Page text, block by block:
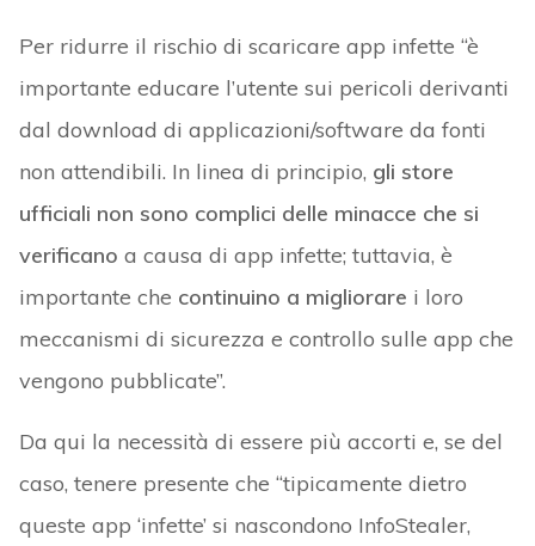
Per ridurre il rischio di scaricare app infette “è
importante educare l’utente sui pericoli derivanti
dal download di applicazioni/software da fonti
non attendibili. In linea di principio, gli store
ufficiali non sono complici delle minacce che si
verificano a causa di app infette; tuttavia, è
importante che continuino a migliorare i loro
meccanismi di sicurezza e controllo sulle app che
vengono pubblicate”.
Da qui la necessità di essere più accorti e, se del
caso, tenere presente che “tipicamente dietro
queste app ‘infette’ si nascondono InfoStealer,